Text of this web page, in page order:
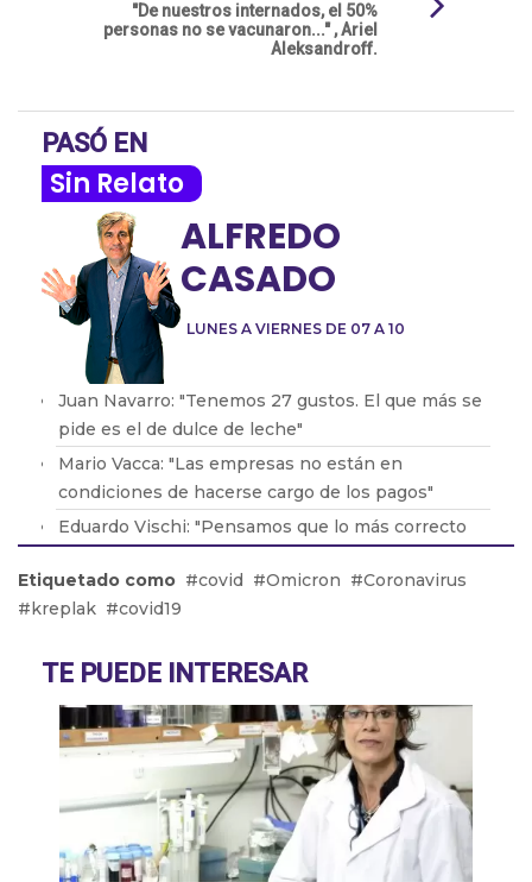
"De nuestros internados, el 50%
personas no se vacunaron..." , Ariel
Aleksandroff.
PASÓ EN
Sin Relato
LUNES A VIERNES DE 07 A 10
ALFREDO
CASADO
Juan Navarro: "Tenemos 27 gustos. El que más se
pide es el de dulce de leche"
Mario Vacca: "Las empresas no están en
condiciones de hacerse cargo de los pagos"
Eduardo Vischi: "Pensamos que lo más correcto
Lic. Eduardo Lavorato: "Que los padres consuman
con sus hijos les genera una dependencia"
tensa"
Etiquetado como covid Omicron
Coronavirus
kreplak
covid19
TE PUEDE INTERESAR